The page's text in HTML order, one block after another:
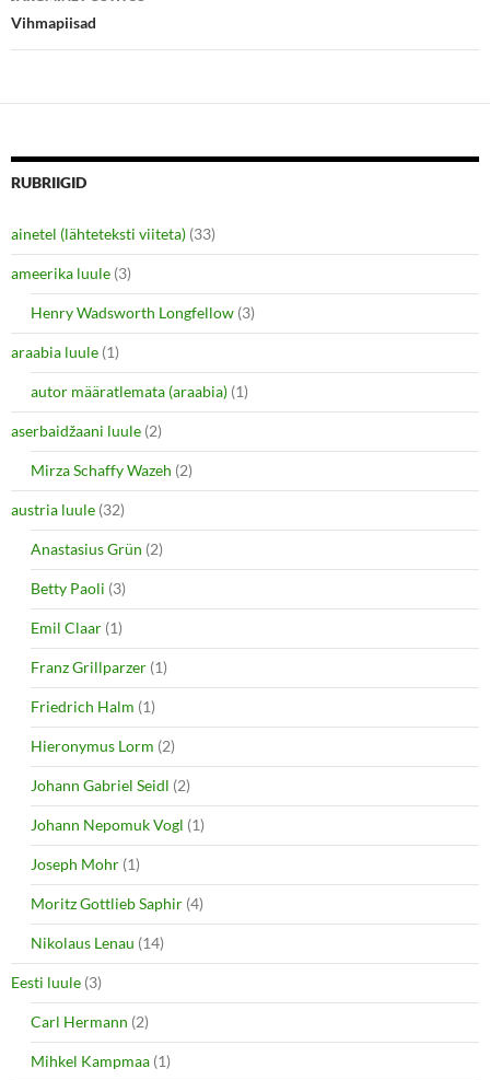
e
w
w
o
w
d
Vihmapiisad
RUBRIIGID
ainetel (lähteteksti viiteta) (33)
ameerika luule (3)
Henry Wadsworth Longfellow (3)
araabia luule (1)
autor määratlemata (araabia) (1)
aserbaidžaani luule (2)
Mirza Schaffy Wazeh (2)
austria luule (32)
Anastasius Grün (2)
Betty Paoli (3)
Emil Claar (1)
Franz Grillparzer (1)
Friedrich Halm (1)
Hieronymus Lorm (2)
Johann Gabriel Seidl (2)
Johann Nepomuk Vogl (1)
Joseph Mohr (1)
Moritz Gottlieb Saphir (4)
Nikolaus Lenau (14)
Eesti luule (3)
Carl Hermann (2)
Mihkel Kampmaa (1)